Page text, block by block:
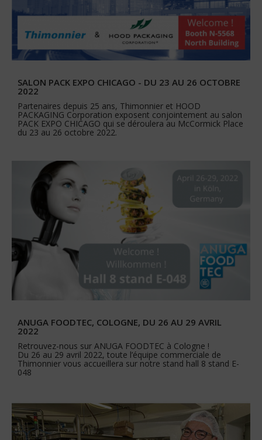
SALON PACK EXPO CHICAGO - DU 23 AU 26 OCTOBRE
2022
Partenaires depuis 25 ans, Thimonnier et HOOD
PACKAGING Corporation exposent conjointement au salon
PACK EXPO CHICAGO qui se déroulera au McCormick Place
du 23 au 26 octobre 2022.
ANUGA FOODTEC, COLOGNE, DU 26 AU 29 AVRIL
2022
Retrouvez-nous sur ANUGA FOODTEC à Cologne !
Du 26 au 29 avril 2022, toute l’équipe commerciale de
Thimonnier vous accueillera sur notre stand hall 8 stand E-
048